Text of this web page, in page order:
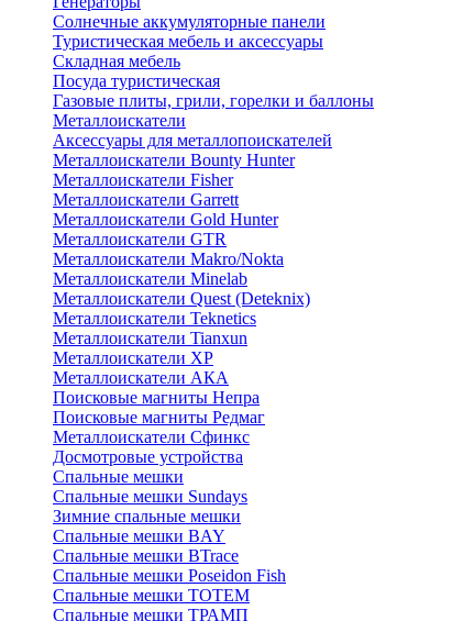
Солнечные аккумуляторные панели
Туристическая мебель и аксессуары
Складная мебель
Посуда туристическая
Газовые плиты, грили, горелки и баллоны
Металлоискатели
Аксессуары для металлопоискателей
Металлоискатели Bounty Hunter
Металлоискатели Fisher
Металлоискатели Garrett
Металлоискатели Gold Hunter
Металлоискатели GTR
Металлоискатели Makro/Nokta
Металлоискатели Minelab
Металлоискатели Quest (Deteknix)
Металлоискатели Teknetics
Металлоискатели Tianxun
Металлоискатели XP
Металлоискатели АКА
Поисковые магниты Непра
Поисковые магниты Редмаг
Металлоискатели Сфинкс
Досмотровые устройства
Спальные мешки
Спальные мешки Sundays
Зимние спальные мешки
Спальные мешки BAY
Спальные мешки BTrace
Спальные мешки Poseidon Fish
Спальные мешки ТОТЕМ
Спальные мешки ТРАМП